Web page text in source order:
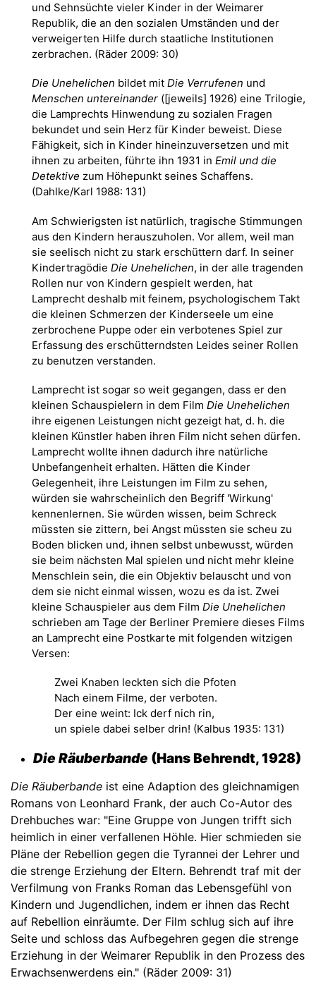
und Sehnsüchte vieler Kinder in der Weimarer
Republik, die an den sozialen Umständen und der
verweigerten Hilfe durch staatliche Institutionen
zerbrachen. (Räder 2009: 30)
Die Unehelichen bildet mit Die Verrufenen und
Menschen untereinander ([jeweils] 1926) eine Trilogie,
die Lamprechts Hinwendung zu sozialen Fragen
bekundet und sein Herz für Kinder beweist. Diese
Fähigkeit, sich in Kinder hineinzuversetzen und mit
ihnen zu arbeiten, führte ihn 1931 in Emil und die
Detektive zum Höhepunkt seines Schaffens.
(Dahlke/Karl 1988: 131)
Am Schwierigsten ist natürlich, tragische Stimmungen
aus den Kindern herauszuholen. Vor allem, weil man
sie seelisch nicht zu stark erschüttern darf. In seiner
Kindertragödie Die Unehelichen, in der alle tragenden
Rollen nur von Kindern gespielt werden, hat
Lamprecht deshalb mit feinem, psychologischem Takt
die kleinen Schmerzen der Kinderseele um eine
zerbrochene Puppe oder ein verbotenes Spiel zur
Erfassung des erschütterndsten Leides seiner Rollen
zu benutzen verstanden.
Lamprecht ist sogar so weit gegangen, dass er den
kleinen Schauspielern in dem Film Die Unehelichen
ihre eigenen Leistungen nicht gezeigt hat, d. h. die
kleinen Künstler haben ihren Film nicht sehen dürfen.
Lamprecht wollte ihnen dadurch ihre natürliche
Unbefangenheit erhalten. Hätten die Kinder
Gelegenheit, ihre Leistungen im Film zu sehen,
würden sie wahrscheinlich den Begriff 'Wirkung'
kennenlernen. Sie würden wissen, beim Schreck
müssten sie zittern, bei Angst müssten sie scheu zu
Boden blicken und, ihnen selbst unbewusst, würden
sie beim nächsten Mal spielen und nicht mehr kleine
Menschlein sein, die ein Objektiv belauscht und von
dem sie nicht einmal wissen, wozu es da ist. Zwei
kleine Schauspieler aus dem Film Die Unehelichen
schrieben am Tage der Berliner Premiere dieses Films
an Lamprecht eine Postkarte mit folgenden witzigen
Versen:
Zwei Knaben leckten sich die Pfoten
Nach einem Filme, der verboten.
Der eine weint: Ick derf nich rin,
un spiele dabei selber drin! (Kalbus 1935: 131)
Die Räuberbande (Hans Behrendt, 1928)
Die Räuberbande ist eine Adaption des gleichnamigen
Romans von Leonhard Frank, der auch Co-Autor des
Drehbuches war: "Eine Gruppe von Jungen trifft sich
heimlich in einer verfallenen Höhle. Hier schmieden sie
Pläne der Rebellion gegen die Tyrannei der Lehrer und
die strenge Erziehung der Eltern. Behrendt traf mit der
Verfilmung von Franks Roman das Lebensgefühl von
Kindern und Jugendlichen, indem er ihnen das Recht
auf Rebellion einräumte. Der Film schlug sich auf ihre
Seite und schloss das Aufbegehren gegen die strenge
Erziehung in der Weimarer Republik in den Prozess des
Erwachsenwerdens ein." (Räder 2009: 31)